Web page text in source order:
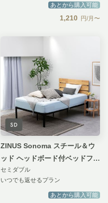
あとから購入可能
1,210 円/月〜
ZINUS Sonoma スチール＆ウ
ッド ヘッドボード付ベッドフレ
ーム
セミダブル
いつでも返せるプラン
あとから購入可能